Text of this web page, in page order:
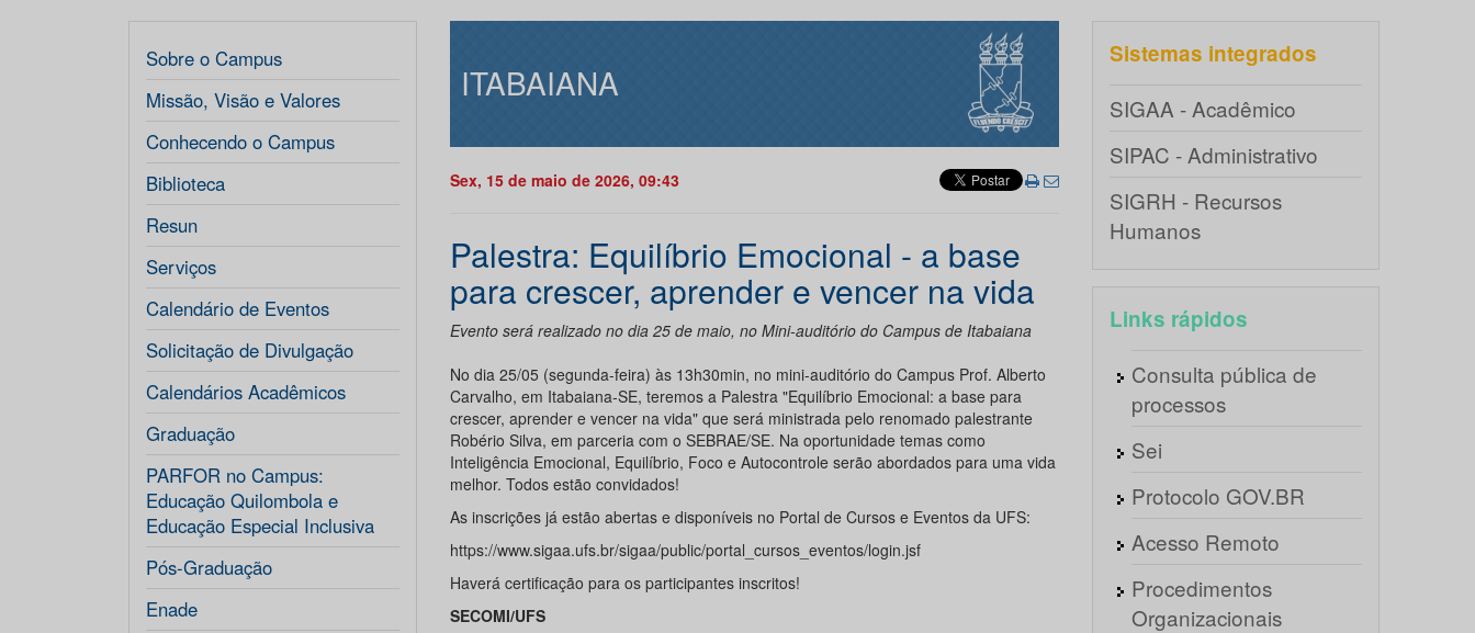
Sobre o Campus
Missão, Visão e Valores
Conhecendo o Campus
Biblioteca
Resun
Serviços
Calendário de Eventos
Solicitação de Divulgação
Calendários Acadêmicos
Graduação
PARFOR no Campus:
Educação Quilombola e
Educação Especial Inclusiva
Pós-Graduação
Enade
ITABAIANA
Sex, 15 de maio de 2026, 09:43
Palestra: Equilíbrio Emocional - a base
para crescer, aprender e vencer na vida
Evento será realizado no dia 25 de maio, no Mini-auditório do Campus de Itabaiana
No dia 25/05 (segunda-feira) às 13h30min, no mini-auditório do Campus Prof. Alberto
Carvalho, em Itabaiana-SE, teremos a Palestra "Equilíbrio Emocional: a base para
crescer, aprender e vencer na vida" que será ministrada pelo renomado palestrante
Robério Silva, em parceria com o SEBRAE/SE. Na oportunidade temas como
Inteligência Emocional, Equilíbrio, Foco e Autocontrole serão abordados para uma vida
melhor. Todos estão convidados!
As inscrições já estão abertas e disponíveis no Portal de Cursos e Eventos da UFS:
https://www.sigaa.ufs.br/sigaa/public/portal_cursos_eventos/login.jsf
Haverá certificação para os participantes inscritos!
SECOMI/UFS
Sistemas integrados
SIGAA - Acadêmico
SIPAC - Administrativo
SIGRH - Recursos
Humanos
Links rápidos
Consulta pública de
processos
Sei
Protocolo GOV.BR
Acesso Remoto
Procedimentos
Organizacionais